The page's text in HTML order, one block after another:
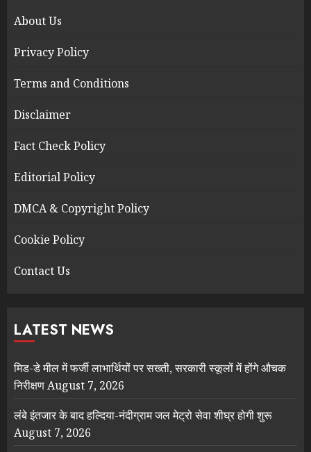
About Us
Privacy Policy
Terms and Conditions
Disclaimer
Fact Check Policy
Editorial Policy
DMCA & Copyright Policy
Cookie Policy
Contact Us
LATEST NEWS
मिड-डे मील में फर्जी लाभार्थियों पर सख्ती, सरकारी स्कूलों में होंगे औचक
निरीक्षणAugust 7, 2026
लंबे इंतजार के बाद हल्दिया-नंदीग्राम जल मेट्रो सेवा शीघ्र होगी शुरू
August 7, 2026